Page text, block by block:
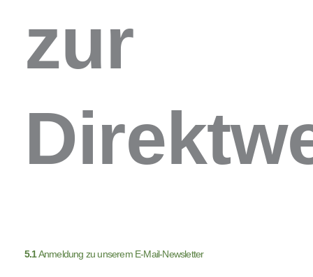
zur
5.1Anmeldung zu unserem E-Mail-Newsletter